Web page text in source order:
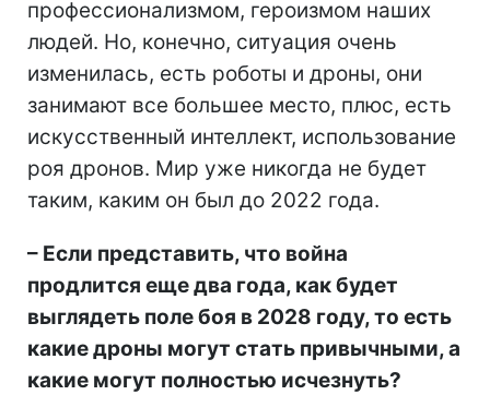
профессионализмом, героизмом наших
людей. Но, конечно, ситуация очень
изменилась, есть роботы и дроны, они
занимают все большее место, плюс, есть
искусственный интеллект, использование
роя дронов. Мир уже никогда не будет
таким, каким он был до 2022 года.
– Если представить, что война
продлится еще два года, как будет
выглядеть поле боя в 2028 году, то есть
какие дроны могут стать привычными, а
какие могут полностью исчезнуть?